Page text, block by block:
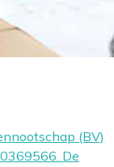
(BV)
De